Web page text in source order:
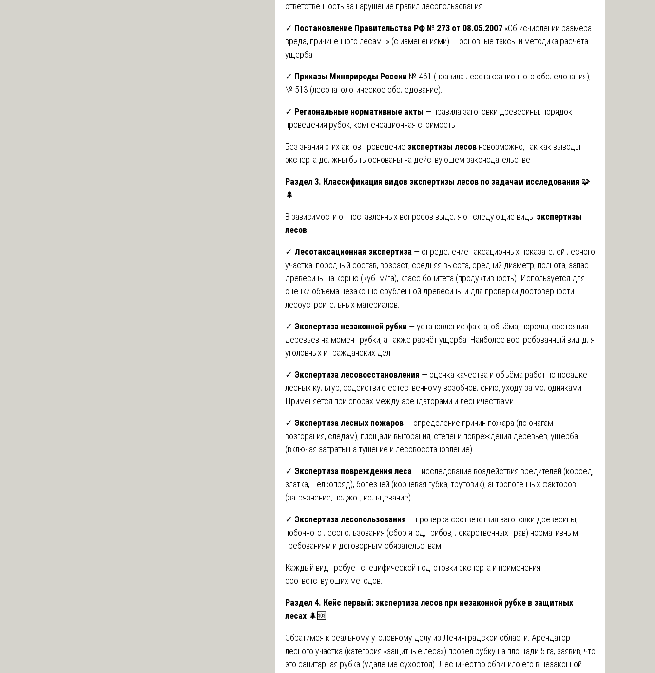
ответственность за нарушение правил лесопользования.
✓ Постановление Правительства РФ № 273 от 08.05.2007 «Об исчислении размера
вреда, причинённого лесам…» (с изменениями) — основные таксы и методика расчёта
ущерба.
✓ Приказы Минприроды России № 461 (правила лесотаксационного обследования),
№ 513 (лесопатологическое обследование).
✓ Региональные нормативные акты — правила заготовки древесины, порядок
проведения рубок, компенсационная стоимость.
Без знания этих актов проведение экспертизы лесов невозможно, так как выводы
эксперта должны быть основаны на действующем законодательстве.
Раздел 3. Классификация видов экспертизы лесов по задачам исследования 🧩
🌲
В зависимости от поставленных вопросов выделяют следующие виды экспертизы
лесов:
✓ Лесотаксационная экспертиза — определение таксационных показателей лесного
участка: породный состав, возраст, средняя высота, средний диаметр, полнота, запас
древесины на корню (куб. м/га), класс бонитета (продуктивность). Используется для
оценки объёма незаконно срубленной древесины и для проверки достоверности
лесоустроительных материалов.
✓ Экспертиза незаконной рубки — установление факта, объёма, породы, состояния
деревьев на момент рубки, а также расчёт ущерба. Наиболее востребованный вид для
уголовных и гражданских дел.
✓ Экспертиза лесовосстановления — оценка качества и объёма работ по посадке
лесных культур, содействию естественному возобновлению, уходу за молодняками.
Применяется при спорах между арендаторами и лесничествами.
✓ Экспертиза лесных пожаров — определение причин пожара (по очагам
возгорания, следам), площади выгорания, степени повреждения деревьев, ущерба
(включая затраты на тушение и лесовосстановление).
✓ Экспертиза повреждения леса — исследование воздействия вредителей (короед,
златка, шелкопряд), болезней (корневая губка, трутовик), антропогенных факторов
(загрязнение, поджог, кольцевание).
✓ Экспертиза лесопользования — проверка соответствия заготовки древесины,
побочного лесопользования (сбор ягод, грибов, лекарственных трав) нормативным
требованиям и договорным обязательствам.
Каждый вид требует специфической подготовки эксперта и применения
соответствующих методов.
Раздел 4. Кейс первый: экспертиза лесов при незаконной рубке в защитных
лесах 🌲🆘
Обратимся к реальному уголовному делу из Ленинградской области. Арендатор
лесного участка (категория «защитные леса») провёл рубку на площади 5 га, заявив, что
это санитарная рубка (удаление сухостоя). Лесничество обвинило его в незаконной